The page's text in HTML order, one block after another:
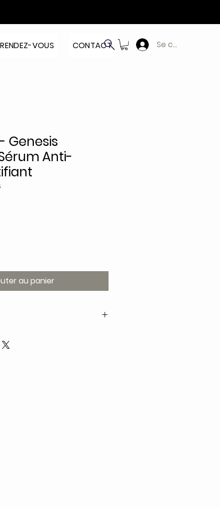
RENDEZ-VOUS CONTACT Se connecter
Genesis
Anti-
au panier